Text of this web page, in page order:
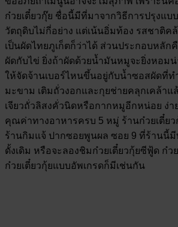
ก๋วยเตี๋ยวกุ๊ย ชื่อนี้มีที่มาจากวิธีการปรุงแบ
วัตถุดิบไม่กี่อย่าง แต่เน้นอิ่มท้อง รสชาติคล้
เป็นผัดไทยภูเก็ตก็ว่าได้ ส่วนประกอบหลัก
ผัดกับไข่ ยิ่งถ้าผัดด้วยน้ำมันหมูจะยิ่งหอม
ให้จัดจ้านเบอร์ไหนขึ้นอยู่กับน้ำซอสผัดที่
มะขาม เติมถั่วงอกและกุยช่ายคลุกเคล้าแ
เจียวถั่วลิสงคั่วนิดหรือกากหมูอีกหน่อย ง่า
คุณค่าทางอาหารครบ 5 หมู่ ร้านก๋วยเตี๋ย
ร้านกิมแจ้ ปากซอยพูนผล ซอย 9 ที่ร้านนี้มี
ดั้งเดิม หรือจะลองชิมก๋วยเตี๋ยวกุ้ยซีฟู้ด ก๋ว
ก๋วยเตี๋ยวกุ้ยแบบอัพเกรดก็มีเช่นกัน